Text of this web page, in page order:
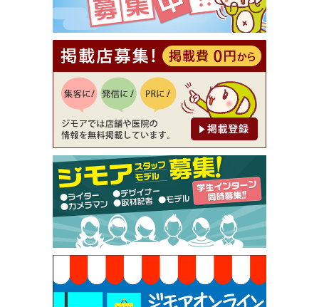
【ジモア読者特典2】コース 3,500円→3,000円（料
理5品+2時間飲み放題）（創作イタリアン Pia Cu
ore（ピアクオーレ））
[有効期限]2026年9月30日
【ジモア読者特典1】料理全品20％OFF ※18時以
降（創作イタリアン Pia Cuore（ピアクオーレ））
[有効期限]2026年9月30日
【ジモア限定②】初回割引 特価 鼻毛脱毛 半額 2,2
00円⇒1,100円（メンズ専門ワックス脱毛サロン Mi
ckle（ミックル））
[有効期限]2026年9月30日
【ジモア限定特典①】まつ毛カール 3,850円→ 2,7
50円（Premiere（プルミエール））
[有効期限]2026年9月30日
焼き餃子 一皿サービス（餃子酒場たっちゃん 西
早稲田店）
[有効期限]2026年9月30日